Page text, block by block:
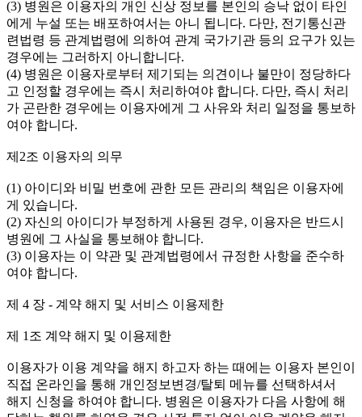
(3) 병원은 이용자의 개인 신상 정보를 본인의 승낙 없이 타인
에게 누설 또는 배포하여서는 아니 됩니다. 다만, 전기통신관
련법령 등 관계법령에 의하여 관계 국가기관 등의 요구가 있는
경우에는 그러하지 아니합니다.
(4) 병원은 이용자로부터 제기되는 의견이나 불만이 정당하다
고 인정할 경우에는 즉시 처리하여야 합니다. 다만, 즉시 처리
가 곤란한 경우에는 이용자에게 그 사유와 처리 일정을 통보하
여야 합니다.
제2조 이용자의 의무
(1) 아이디와 비밀 번호에 관한 모든 관리의 책임은 이용자에
게 있습니다.
(2) 자신의 아이디가 부정하게 사용된 경우, 이용자은 반드시
병원에 그 사실을 통보해야 합니다.
(3) 이용자는 이 약관 및 관계법령에서 규정한 사항을 준수하
여야 합니다.
제 4 장 - 계약 해지 및 서비스 이용제한
제 1조 계약 해지 및 이용제한
이용자가 이용 계약을 해지 하고자 하는 때에는 이용자 본인이
직접 온라인을 통해 개인정보변경/탈퇴 메뉴를 선택하셔서
해지 신청을 하여야 합니다. 병원은 이용자가 다음 사항에 해